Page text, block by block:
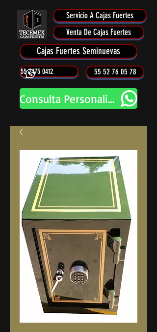
55 52 76 05 78
55 2475 0412
Servicio A Cajas Fuertes
Venta De Cajas Fuertes
Consulta Personalizada
Cajas Fuertes Seminuevas